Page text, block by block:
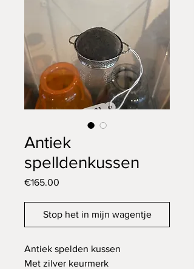
Antiek
spelldenkussen
€165.00
Stop het in mijn wagentje
Antiek spelden kussen
Met zilver keurmerk